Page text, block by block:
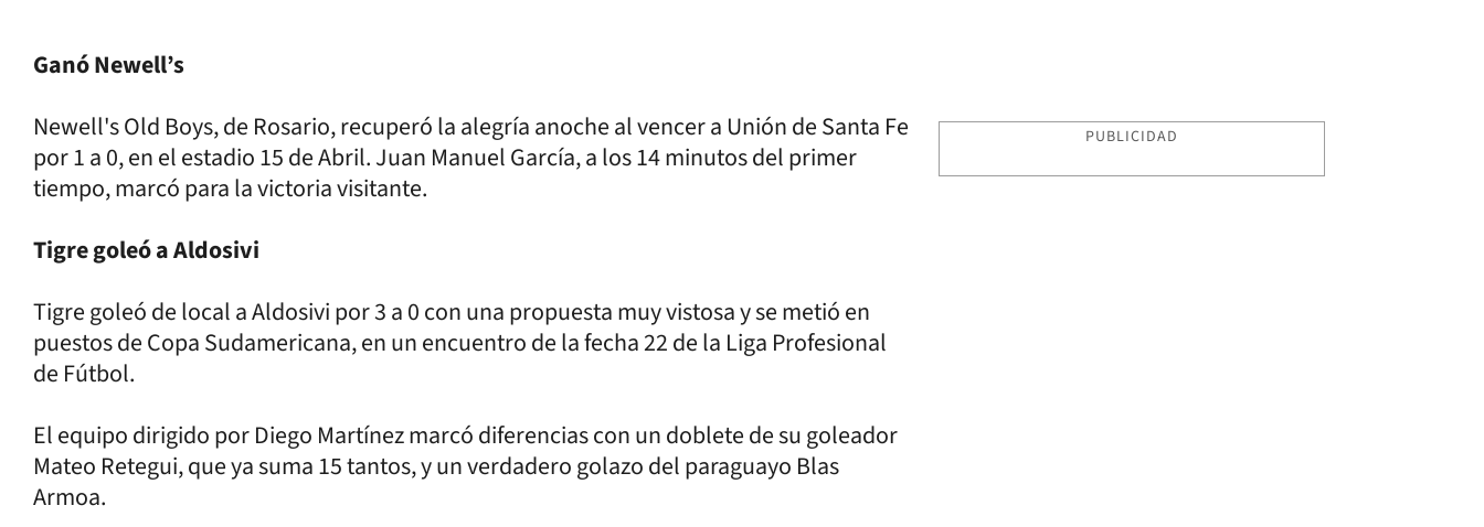
Ganó Newell’s
Newell's Old Boys, de Rosario, recuperó la alegría anoche al vencer a Unión de Santa Fe
por 1 a 0, en el estadio 15 de Abril. Juan Manuel García, a los 14 minutos del primer
tiempo, marcó para la victoria visitante.
Tigre goleó a Aldosivi
Tigre goleó de local a Aldosivi por 3 a 0 con una propuesta muy vistosa y se metió en
puestos de Copa Sudamericana, en un encuentro de la fecha 22 de la Liga Profesional
de Fútbol.
El equipo dirigido por Diego Martínez marcó diferencias con un doblete de su goleador
Mateo Retegui, que ya suma 15 tantos, y un verdadero golazo del paraguayo Blas
Armoa.
PUBLICIDAD